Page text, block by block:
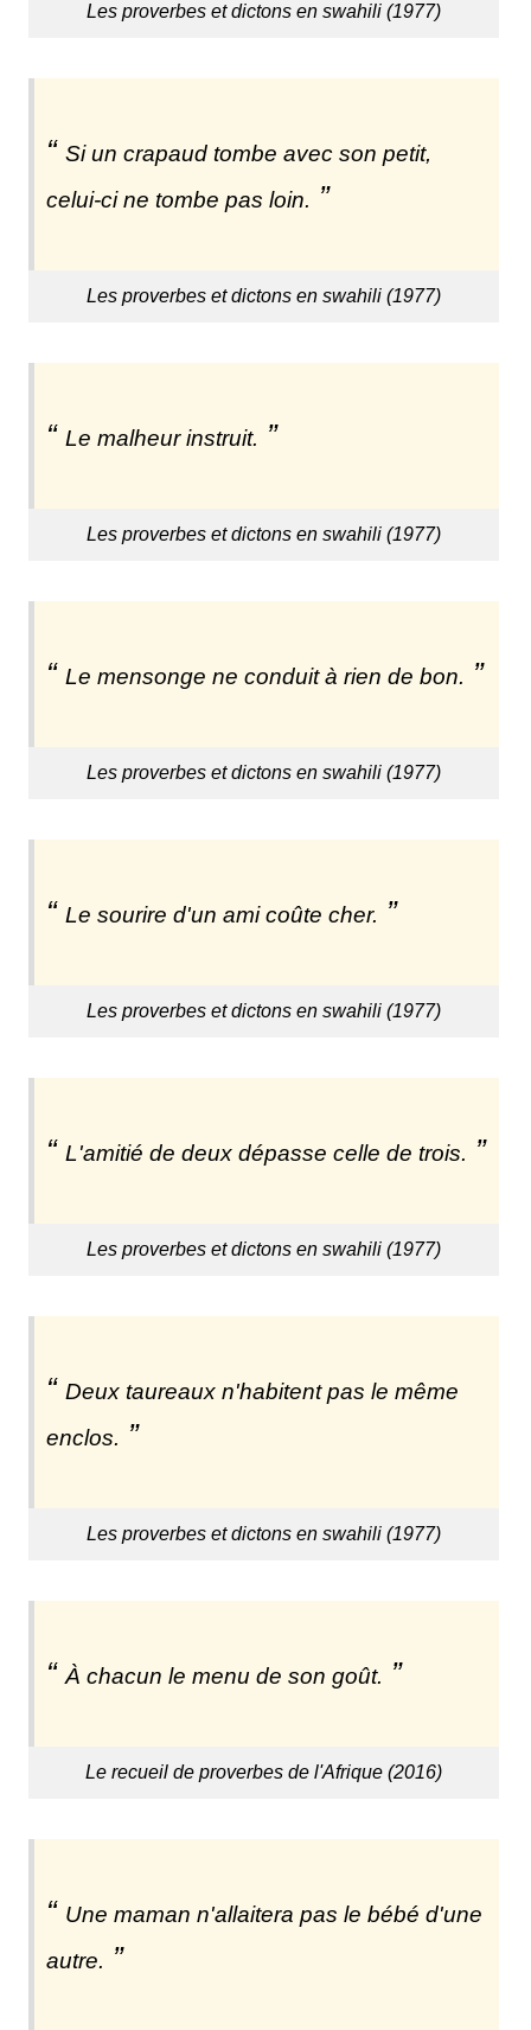
Les proverbes et dictons en swahili (1977)
Si un crapaud tombe avec son petit,
celui-ci ne tombe pas loin.
Les proverbes et dictons en swahili (1977)
Le malheur instruit.
Les proverbes et dictons en swahili (1977)
Le mensonge ne conduit à rien de bon.
Les proverbes et dictons en swahili (1977)
Le sourire d'un ami coûte cher.
Les proverbes et dictons en swahili (1977)
L'amitié de deux dépasse celle de trois.
Les proverbes et dictons en swahili (1977)
Deux taureaux n'habitent pas le même
enclos.
Les proverbes et dictons en swahili (1977)
À chacun le menu de son goût.
Le recueil de proverbes de l'Afrique (2016)
Une maman n'allaitera pas le bébé d'une
autre.